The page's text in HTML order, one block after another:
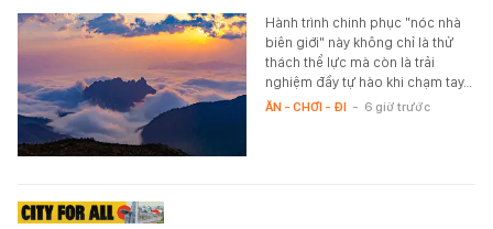
Hành trình chinh phục "nóc nhà
biên giới" này không chỉ là thử
thách thể lực mà còn là trải
nghiệm đầy tự hào khi chạm tay…
ĂN - CHƠI - ĐI - 6 giờ trước